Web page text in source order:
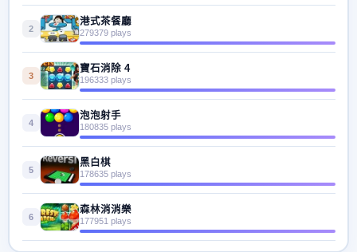
2
港式茶餐廳
279379 plays
3
寶石消除 4
196333 plays
4
泡泡射手
180835 plays
5
黑白棋
178635 plays
6
森林消消樂
177951 plays